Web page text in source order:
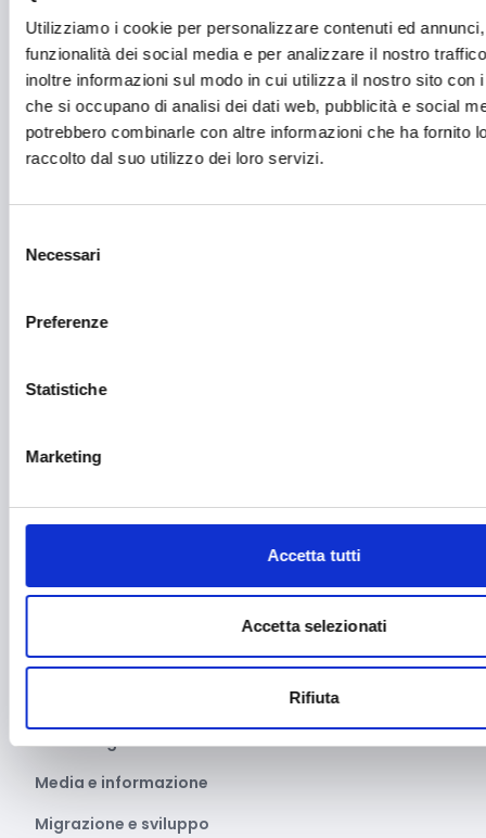
Utilizziamo i cookie per personalizzare contenuti ed
funzionalità dei social media e per analizzare il nostro
inoltre informazioni sul modo in cui utilizza il nostro sito con
che si occupano di analisi dei dati web, pubblicità e social
potrebbero combinarle con altre informazioni che ha fornito
raccolto dal suo utilizzo dei loro servizi.
delNecessari
Preferenze
Statistiche
Marketing
Accetta tutti
Accetta selezionati
Rifiuta
Fiere ed eventi
Formazione e lavoro
Fotovoltaico
Gastronomia
Giustizia e sicurezza
Green economy
Imprenditoria femminile
Intelligenza Artificiale
Manifestazioni Sportive
Marketing e comunicazione
Media e informazione
Migrazione e sviluppo